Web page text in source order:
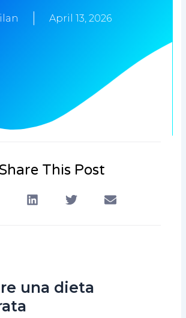
April 13, 2026
Share This Post
una dieta